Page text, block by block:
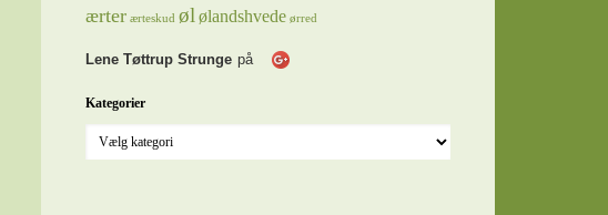
ærter ærteskud øl ølandshvede ørred
Lene Tøttrup Strunge på
Kategorier